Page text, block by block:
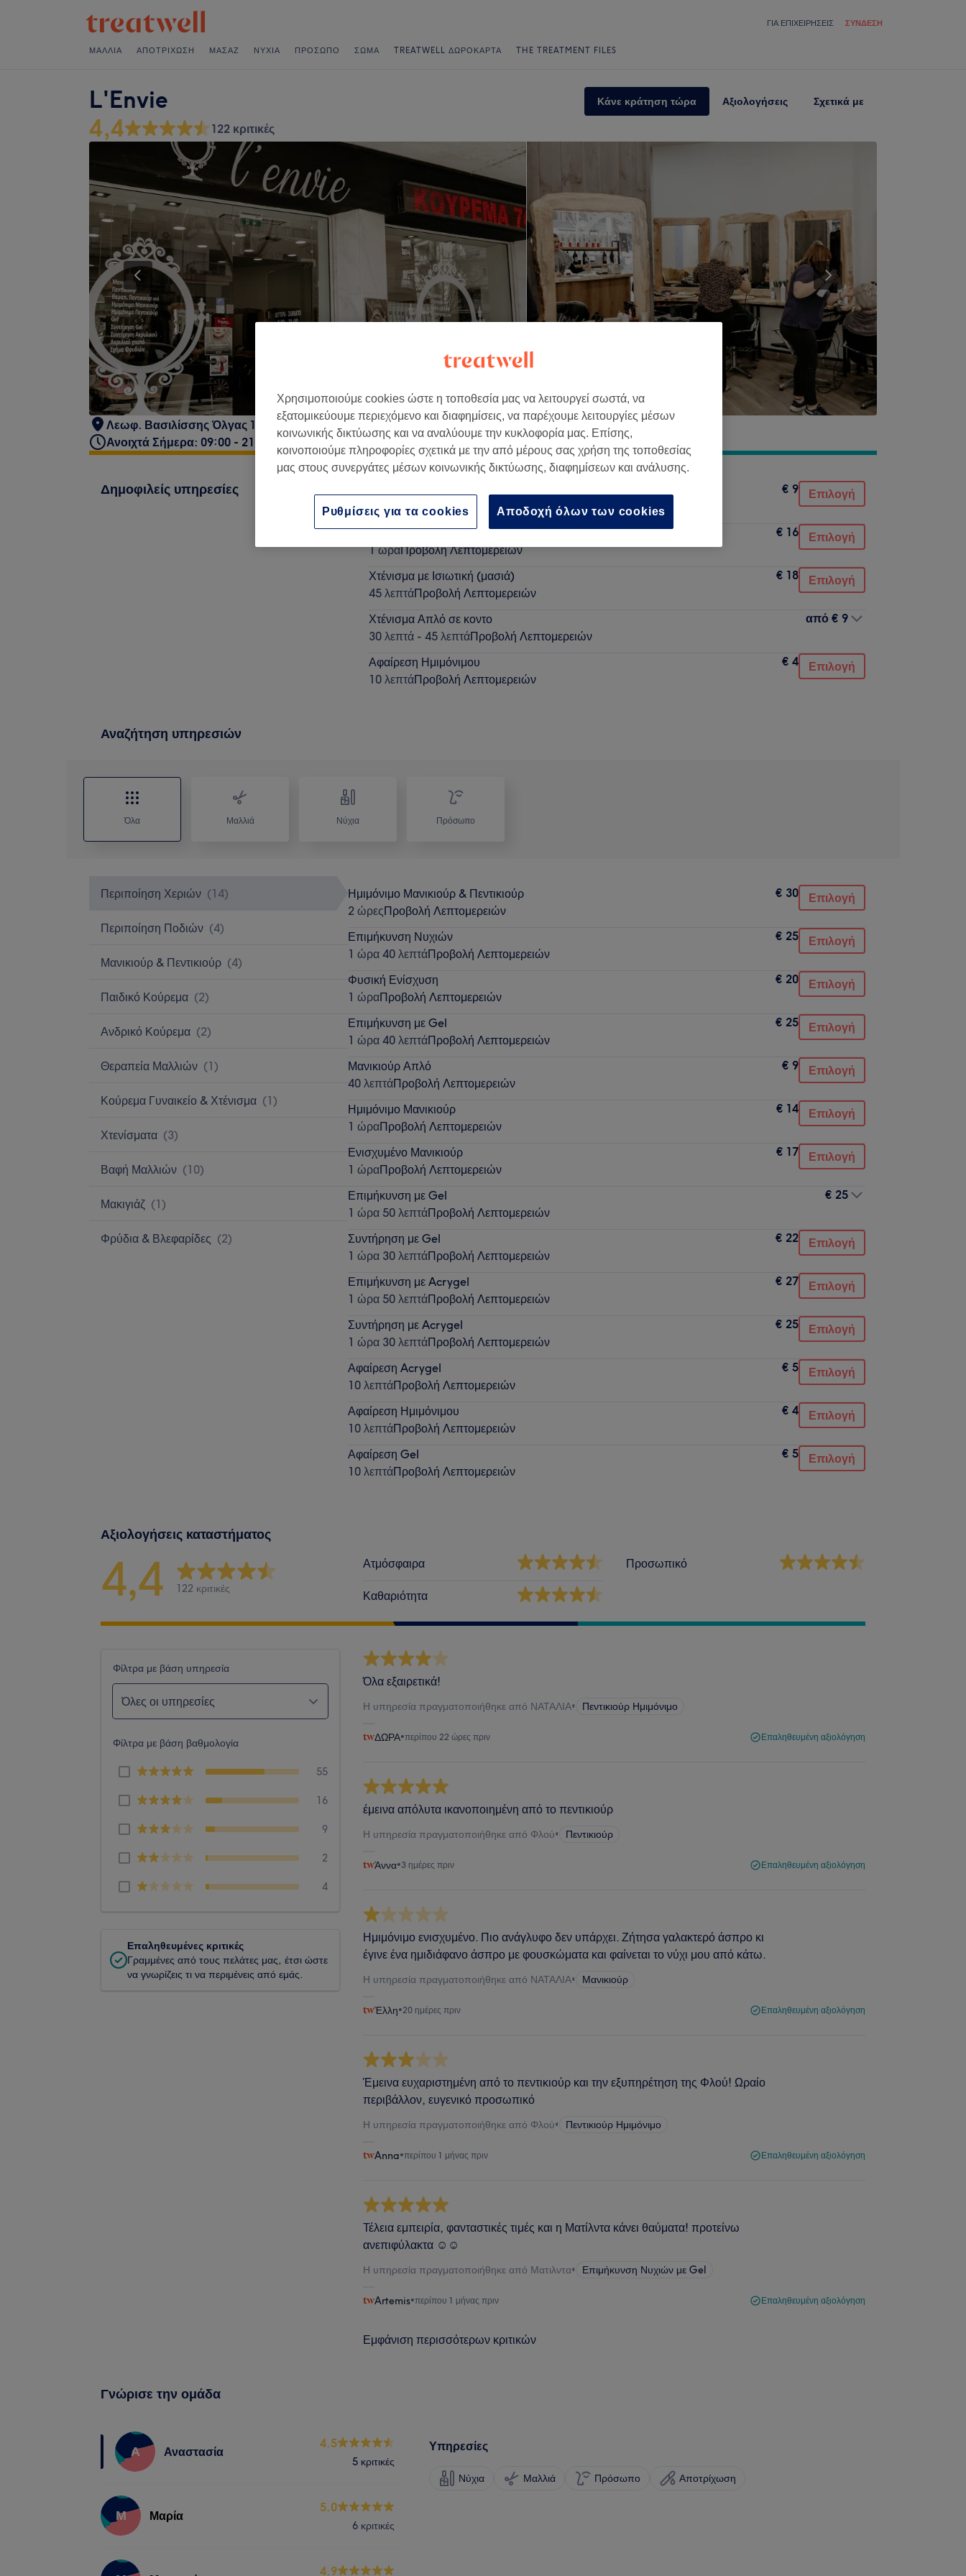
ΓΙΑ ΕΠΙΧΕΙΡΉΣΕΙΣ ΣΎΝΔΕΣΗ
ΜΑΛΛΙΆ ΑΠΟΤΡΊΧΩΣΗ ΜΑΣΆΖ ΝΎΧΙΑ ΠΡΌΣΩΠΟ ΣΏΜΑ TREATWELL ΔΩΡΟΚΆΡΤΑ THE TREATMENT FILES
L'Envie Κάνε κράτηση τώρα Αξιολογήσεις Σχετικά με
4,4 122 κριτικές
Λεωφ. Βασιλίσσης Όλγας 100, Θεσσαλονίκη
Ανοιχτά Σήμερα: 09:00 - 21:00
Δημοφιλείς υπηρεσίες
30 λεπτάΠροβολή Λεπτομερειών
€ 9 Επιλογή
Ημιμόνιμο Πεντικιουρ
1 ώραΠροβολή Λεπτομερειών
€ 16 Επιλογή
Χτένισμα με Ισιωτική (μασιά)
45 λεπτάΠροβολή Λεπτομερειών
€ 18 Επιλογή
Χτένισμα Απλό σε κοντο
30 λεπτά - 45 λεπτάΠροβολή Λεπτομερειών
από € 9
Αφαίρεση Ημιμόνιμου
10 λεπτάΠροβολή Λεπτομερειών
€ 4 Επιλογή
Αναζήτηση υπηρεσιών
Όλα Μαλλιά Νύχια Πρόσωπο
Περιποίηση Χεριών (14)
Περιποίηση Ποδιών (4)
Μανικιούρ & Πεντικιούρ (4)
Παιδικό Κούρεμα (2)
Ανδρικό Κούρεμα (2)
Θεραπεία Μαλλιών (1)
Κούρεμα Γυναικείο & Χτένισμα (1)
Χτενίσματα (3)
Βαφή Μαλλιών (10)
Μακιγιάζ (1)
Φρύδια & Βλεφαρίδες (2)
Ημιμόνιμο Μανικιούρ & Πεντικιούρ
2 ώρεςΠροβολή Λεπτομερειών
€ 30 Επιλογή
Επιμήκυνση Νυχιών
1 ώρα 40 λεπτάΠροβολή Λεπτομερειών
€ 25 Επιλογή
Φυσική Ενίσχυση
1 ώραΠροβολή Λεπτομερειών
€ 20 Επιλογή
Επιμήκυνση με Gel
1 ώρα 40 λεπτάΠροβολή Λεπτομερειών
€ 25 Επιλογή
Μανικιούρ Απλό
40 λεπτάΠροβολή Λεπτομερειών
€ 9 Επιλογή
Ημιμόνιμο Μανικιούρ
1 ώραΠροβολή Λεπτομερειών
€ 14 Επιλογή
Ενισχυμένο Μανικιούρ
1 ώραΠροβολή Λεπτομερειών
€ 17 Επιλογή
Επιμήκυνση με Gel
1 ώρα 50 λεπτάΠροβολή Λεπτομερειών
€ 25
Συντήρηση με Gel
1 ώρα 30 λεπτάΠροβολή Λεπτομερειών
€ 22 Επιλογή
Επιμήκυνση με Acrygel
1 ώρα 50 λεπτάΠροβολή Λεπτομερειών
€ 27 Επιλογή
Συντήρηση με Acrygel
1 ώρα 30 λεπτάΠροβολή Λεπτομερειών
€ 25 Επιλογή
Αφαίρεση Acrygel
10 λεπτάΠροβολή Λεπτομερειών
€ 5 Επιλογή
Αφαίρεση Ημιμόνιμου
10 λεπτάΠροβολή Λεπτομερειών
€ 4 Επιλογή
Αφαίρεση Gel
10 λεπτάΠροβολή Λεπτομερειών
€ 5 Επιλογή
Αξιολογήσεις καταστήματος
4,4 122 κριτικές
Ατμόσφαιρα
Καθαριότητα
Προσωπικό
Φίλτρα με βάση υπηρεσία
Όλες οι υπηρεσίες
Φίλτρα με βάση βαθμολογία
55
16
9
2
4
Επαληθευμένες κριτικές
Γραμμένες από τους πελάτες μας, έτσι ώστε
να γνωρίζεις τι να περιμένεις από εμάς.
Όλα εξαιρετικά!
Η υπηρεσία πραγματοποιήθηκε από ΝΑΤΑΛΙΑ• Πεντικιούρ Ημιμόνιμο
ΔΩΡΑ•περίπου 22 ώρες πριν Επαληθευμένη αξιολόγηση
έμεινα απόλυτα ικανοποιημένη από το πεντικιούρ
Η υπηρεσία πραγματοποιήθηκε από Φλού• Πεντικιούρ
Άννα•3 ημέρες πριν Επαληθευμένη αξιολόγηση
Ημιμόνιμο ενισχυμένο. Πιο ανάγλυφο δεν υπάρχει. Ζήτησα γαλακτερό άσπρο κι
έγινε ένα ημιδιάφανο άσπρο με φουσκώματα και φαίνεται το νύχι μου από κάτω.
Η υπηρεσία πραγματοποιήθηκε από ΝΑΤΑΛΙΑ• Μανικιούρ
Έλλη•20 ημέρες πριν Επαληθευμένη αξιολόγηση
Έμεινα ευχαριστημένη από το πεντικιούρ και την εξυπηρέτηση της Φλού! Ωραίο
περιβάλλον, ευγενικό προσωπικό
Η υπηρεσία πραγματοποιήθηκε από Φλού• Πεντικιούρ Ημιμόνιμο
Anna•περίπου 1 μήνας πριν Επαληθευμένη αξιολόγηση
Τέλεια εμπειρία, φανταστικές τιμές και η Ματίλντα κάνει θαύματα! προτείνω
ανεπιφύλακτα ☺️☺️
Η υπηρεσία πραγματοποιήθηκε από Ματιλντα• Επιμήκυνση Νυχιών με Gel
Artemis•περίπου 1 μήνας πριν Επαληθευμένη αξιολόγηση
Εμφάνιση περισσότερων κριτικών
Γνώρισε την ομάδα
Α Αναστασία
4.5
5 κριτικές
Μ Μαρία
5.0
6 κριτικές
4.9
Υπηρεσίες
Νύχια Μαλλιά Πρόσωπο Αποτρίχωση
Χρησιμοποιούμε cookies ώστε η τοποθεσία μας να λειτουργεί σωστά, να
εξατομικεύουμε περιεχόμενο και διαφημίσεις, να παρέχουμε λειτουργίες μέσων
κοινωνικής δικτύωσης και να αναλύουμε την κυκλοφορία μας. Επίσης,
κοινοποιούμε πληροφορίες σχετικά με την από μέρους σας χρήση της τοποθεσίας
μας στους συνεργάτες μέσων κοινωνικής δικτύωσης, διαφημίσεων και ανάλυσης.
Αποδοχή όλων των cookies
Ρυθμίσεις για τα cookies